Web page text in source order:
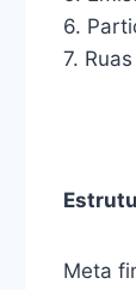
6.
7.
Meta